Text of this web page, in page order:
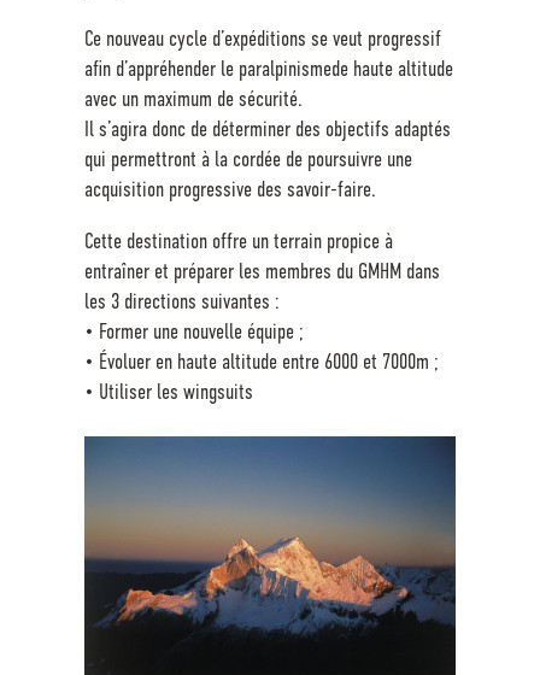
Ce nouveau cycle d’expéditions se veut progressif
afin d’appréhender le paralpinismede haute altitude
avec un maximum de sécurité.
Il s’agira donc de déterminer des objectifs adaptés
qui permettront à la cordée de poursuivre une
acquisition progressive des savoir-faire.
Cette destination offre un terrain propice à
entraîner et préparer les membres du GMHM dans
les 3 directions suivantes :
• Former une nouvelle équipe ;
• Évoluer en haute altitude entre 6000 et 7000m ;
• Utiliser les wingsuits